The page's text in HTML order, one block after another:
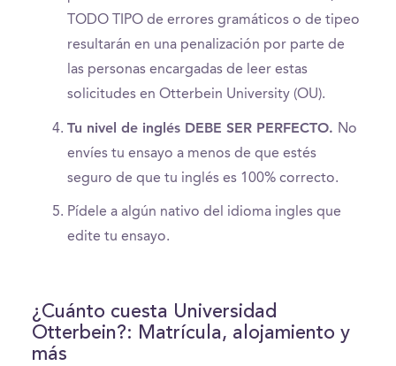
TODO TIPO de errores gramáticos o de tipeo
resultarán en una penalización por parte de
las personas encargadas de leer estas
solicitudes en Otterbein University (OU).
Tu nivel de inglés DEBE SER PERFECTO. No
envíes tu ensayo a menos de que estés
seguro de que tu inglés es 100% correcto.
Pídele a algún nativo del idioma ingles que
edite tu ensayo.
¿Cuánto cuesta Universidad
Otterbein?: Matrícula, alojamiento y
más